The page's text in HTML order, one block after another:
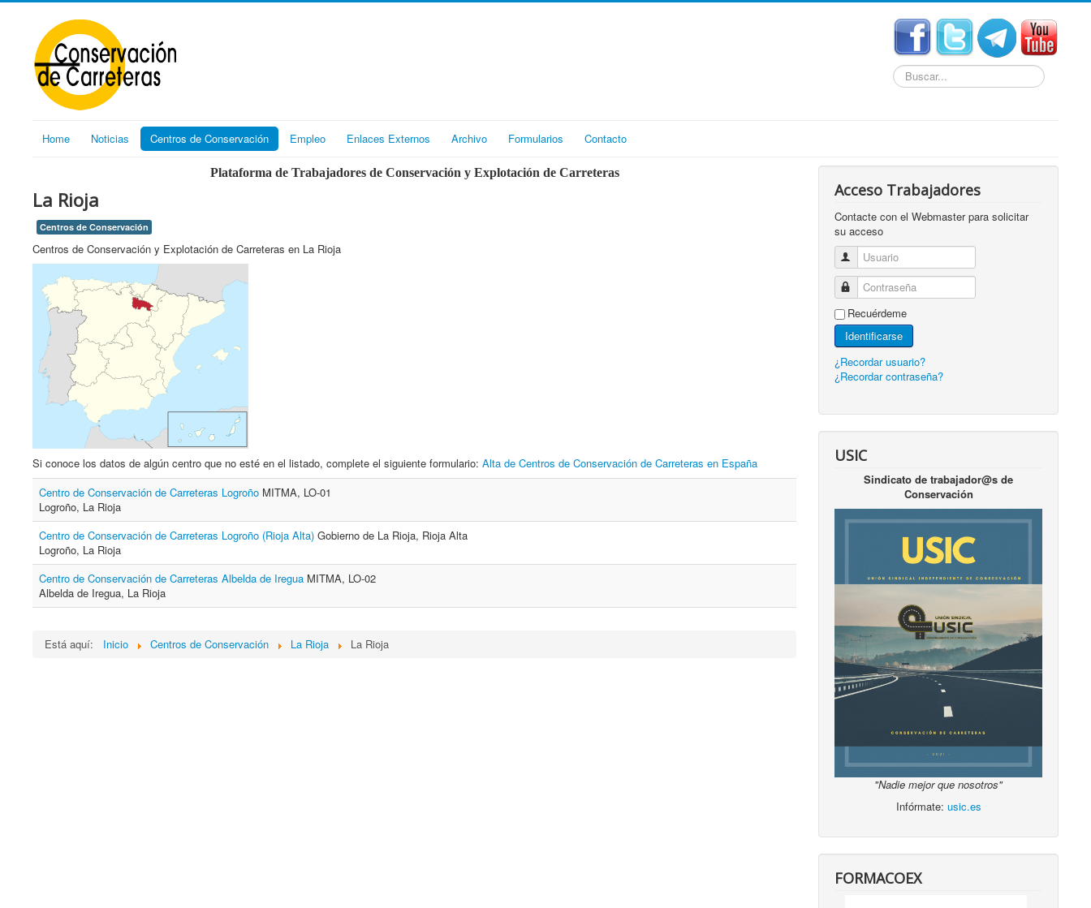
Buscar...
Home Noticias Centros de Conservación Empleo Enlaces Externos Archivo Formularios Contacto
Plataforma de Trabajadores de Conservación y Explotación de Carreteras
La Rioja
Centros de Conservación
Centros de Conservación y Explotación de Carreteras en La Rioja
Si conoce los datos de algún centro que no esté en el listado, complete el siguiente formulario: Alta de Centros de Conservación de Carreteras en España
Centro de Conservación de Carreteras Logroño MITMA, LO-01
Logroño, La Rioja
Centro de Conservación de Carreteras Logroño (Rioja Alta) Gobierno de La Rioja, Rioja Alta
Logroño, La Rioja
Centro de Conservación de Carreteras Albelda de Iregua MITMA, LO-02
Albelda de Iregua, La Rioja
Está aquí: Inicio Centros de Conservación La Rioja La Rioja
Acceso Trabajadores
Contacte con el Webmaster para solicitar
su acceso
Usuario
Contraseña
Recuérdeme
Identificarse
¿Recordar usuario?
¿Recordar contraseña?
USIC
Sindicato de trabajador@s de
Conservación
"Nadie mejor que nosotros"
Infórmate: usic.es
FORMACOEX